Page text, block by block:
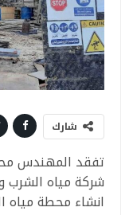
شارك
تفقد المهندس
شركة مياه
انشاء محطة مياه